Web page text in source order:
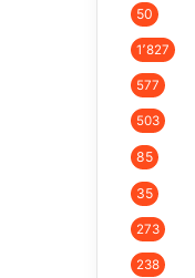
50
1٬827
577
503
85
35
273
238